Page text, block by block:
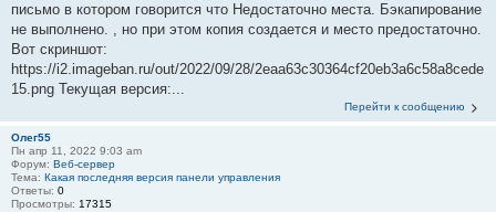
письмо в котором говорится что Недостаточно места. Бэкапирование
не выполнено. , но при этом копия создается и место предостаточно.
Вот скриншот:
https://i2.imageban.ru/out/2022/09/28/2eaa63c30364cf20eb3a6c58a8cede
15.png Текущая версия:...
Перейти к сообщению
Олег55
Пн апр 11, 2022 9:03 am
Форум: Веб-сервер
Тема: Какая последняя версия панели управления
Ответы: 0
Просмотры: 17315